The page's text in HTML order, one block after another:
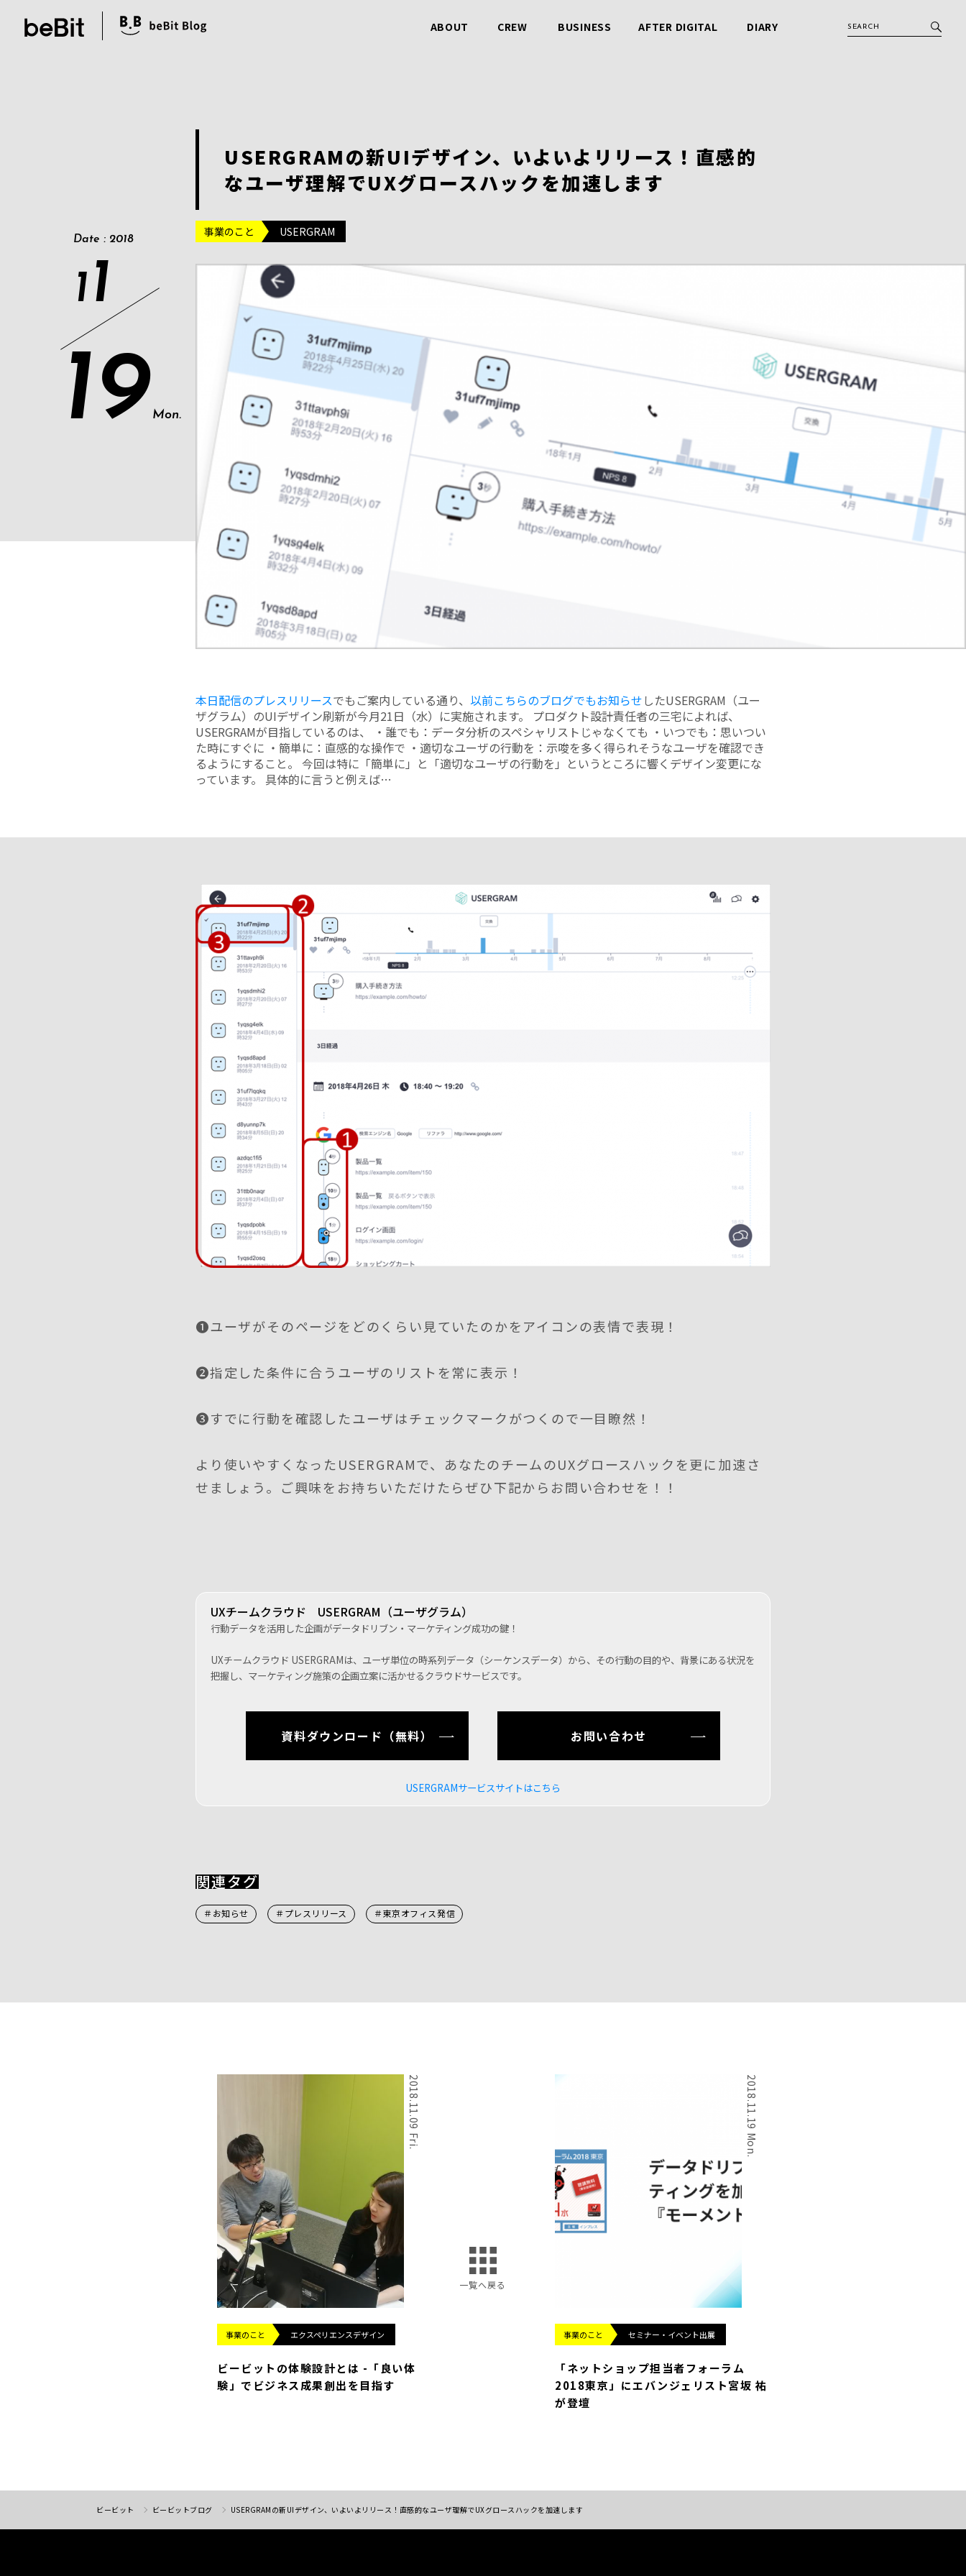
ABOUT CREW BUSINESS AFTER DIGITAL DIARY
Date : 2018
11
19Mon.
USERGRAMの新UIデザイン、いよいよリリース！直感的
なユーザ理解でUXグロースハックを加速します
事業のこと USERGRAM
本日配信のプレスリリースでもご案内している通り、 以前こちらのブログでもお知らせ したUSERGRAM（ユー
ザグラム）のUIデザイン刷新が今月21日（水）に実施されます。 プロダクト設計責任者の三宅によれば、
USERGRAMが目指しているのは、 ・誰でも：データ分析のスペシャリストじゃなくても ・いつでも：思いつい
た時にすぐに ・簡単に：直感的な操作で ・適切なユーザの行動を：示唆を多く得られそうなユーザを確認でき
るようにすること。 今回は特に「簡単に」と「適切なユーザの行動を」というところに響くデザイン変更にな
っています。 具体的に言うと例えば…
❶ユーザがそのページをどのくらい見ていたのかをアイコンの表情で表現！
❷指定した条件に合うユーザのリストを常に表示！
❸すでに行動を確認したユーザはチェックマークがつくので一目瞭然！
より使いやすくなったUSERGRAMで、あなたのチームのUXグロースハックを更に加速さ
せましょう。ご興味をお持ちいただけたらぜひ下記からお問い合わせを！！
UXチームクラウド USERGRAM（ユーザグラム）
行動データを活用した企画がデータドリブン・マーケティング成功の鍵！
UXチームクラウド USERGRAMは、ユーザ単位の時系列データ（シーケンスデータ）から、その行動の目的や、背景にある状況を
把握し、マーケティング施策の企画立案に活かせるクラウドサービスです。
資料ダウンロード（無料） お問い合わせ
USERGRAMサービスサイトはこちら
関連タグ
＃お知らせ ＃プレスリリース ＃東京オフィス発信
2018.11.09 Fri.
事業のこと エクスペリエンスデザイン
ビービットの体験設計とは -「良い体
験」でビジネス成果創出を目指す
2018.11.19 Mon.
事業のこと セミナー・イベント出展
「ネットショップ担当者フォーラム
2018東京」にエバンジェリスト宮坂 祐
が登壇
一覧へ戻る
ビービット ビービットブログ USERGRAMの新UIデザイン、いよいよリリース！直感的なユーザ理解でUXグロースハックを加速します